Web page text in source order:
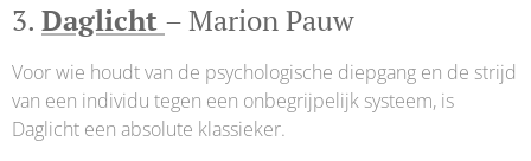
3. Daglicht – Marion Pauw
Voor wie houdt van de psychologische diepgang en de strijd
van een individu tegen een onbegrijpelijk systeem, is
Daglicht een absolute klassieker.